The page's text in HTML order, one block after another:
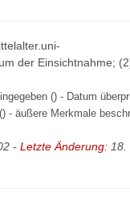
der Einsichtnahme;
() - Datum
- äußere Merkmale
- Letzte Änderung: 18.